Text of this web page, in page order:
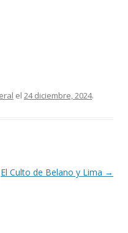
el 24 diciembre, 2024.
El Culto de Belano y Lima →